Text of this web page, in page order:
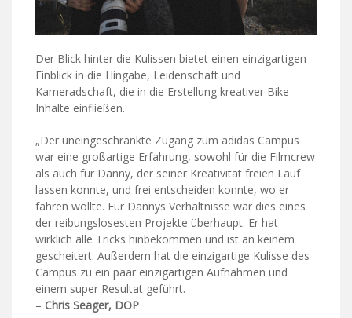
Der Blick hinter die Kulissen bietet einen einzigartigen
Einblick in die Hingabe, Leidenschaft und
Kameradschaft, die in die Erstellung kreativer Bike-
Inhalte einfließen.
„Der uneingeschränkte Zugang zum adidas Campus
war eine großartige Erfahrung, sowohl für die Filmcrew
als auch für Danny, der seiner Kreativität freien Lauf
lassen konnte, und frei entscheiden konnte, wo er
fahren wollte. Für Dannys Verhältnisse war dies eines
der reibungslosesten Projekte überhaupt. Er hat
wirklich alle Tricks hinbekommen und ist an keinem
gescheitert. Außerdem hat die einzigartige Kulisse des
Campus zu ein paar einzigartigen Aufnahmen und
einem super Resultat geführt.
– Chris Seager, DOP